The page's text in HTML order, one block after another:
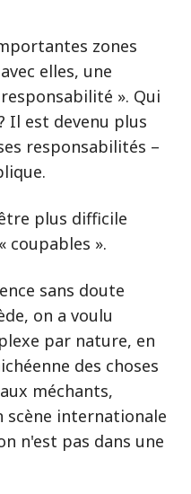
zones
elles, une
». Qui
Il est devenu plus
responsabilités –
plus difficile
coupables ».
sans doute
on a voulu
par nature, en
des choses
méchants,
scène internationale
n'est pas dans une